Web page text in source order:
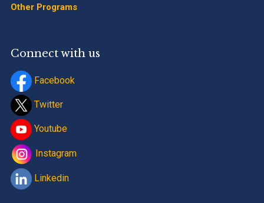
Other Programs
Connect with us
Facebook
Twitter
Youtube
Instagram
Linkedin